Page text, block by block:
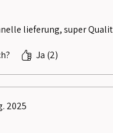
lieferung, super
Ja (2)
2025
bewertet.